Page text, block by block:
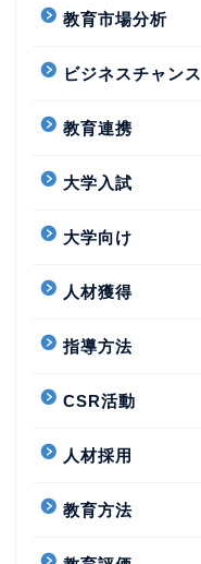
教育市場分析
ビジネスチャンス
教育連携
大学入試
大学向け
人材獲得
指導方法
CSR活動
人材採用
教育方法